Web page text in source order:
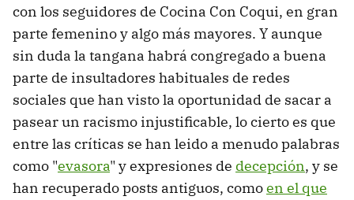
con los seguidores de Cocina Con Coqui, en gran
parte femenino y algo más mayores. Y aunque
sin duda la tangana habrá congregado a buena
parte de insultadores habituales de redes
sociales que han visto la oportunidad de sacar a
pasear un racismo injustificable, lo cierto es que
entre las críticas se han leido a menudo palabras
como "evasora" y expresiones de decepción, y se
han recuperado posts antiguos, comoen el que